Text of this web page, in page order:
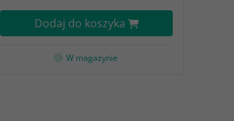
Dodaj do koszyka
W magazynie